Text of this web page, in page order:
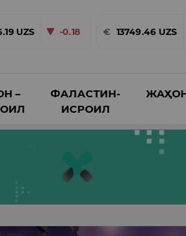
UZS -0.18 € 13749.46 UZS
–
ФАЛАСТИН-
ИСРОИЛ